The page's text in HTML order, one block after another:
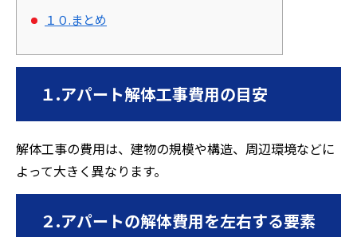
１０.まとめ
１.アパート解体工事費用の目安
解体工事の費用は、建物の規模や構造、周辺環境などに
よって大きく異なります。
２.アパートの解体費用を左右する要素